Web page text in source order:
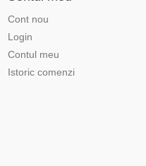
Cont nou
Login
Contul meu
Istoric comenzi